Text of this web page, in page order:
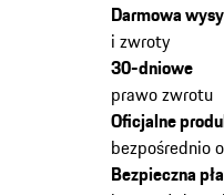
Darmowa
i zwroty
30-dniowe
prawo zwrotu
Oficjalne
bezpośrednio
Bezpieczna